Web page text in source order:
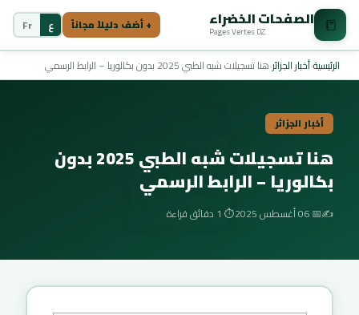
📒 الصفحات الخضراء
Pages Vertes DZ + أضف دليلاً مجاناً ع Fr
الرئيسية›أخبار الجزائر›هنا تسجيلات شبه الطبي 2025 بدون بكالوريا – الرابط الرسمي
📰 أخبار الجزائر
هنا تسجيلات شبه الطبي 2025 بدون
بكالوريا – الرابط الرسمي
✍️📅 06 أغسطس 2025 ⏱️ 1 دقائق قراءة